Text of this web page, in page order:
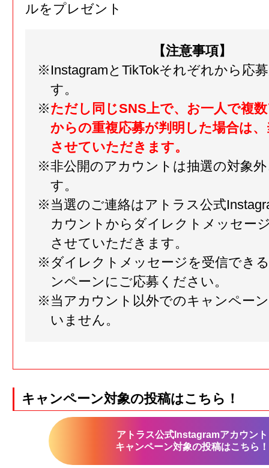
ルをプレゼント
【注意事項】
※InstagramとTikTokそれぞれから応
す。
※ただし同じSNS上で、お一人で複
からの重複応募が判明した場合は
させていただきます。
※非公開のアカウントは抽選の対象
す。
※当選のご連絡はアトラス公式
カウントからダイレクトメッセー
させていただきます。
※ダイレクトメッセージを受信でき
ンペーンにご応募ください。
※当アカウント以外でのキャンペー
いません。
キャンペーン対象の投稿はこちら！
アトラス公式Instagramアカウント
キャンペーン対象の投稿はこちら！